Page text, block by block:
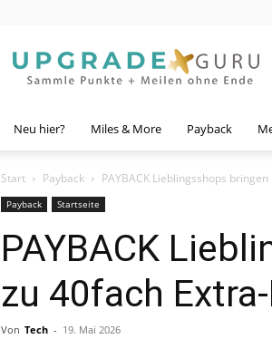
Guru
Neu hier? Miles & More Payback
Start Payback PAYBACK Lieblingsshops
Payback Startseite
PAYBACK
zu 40fach
Von Tech - 19. Mai 2026